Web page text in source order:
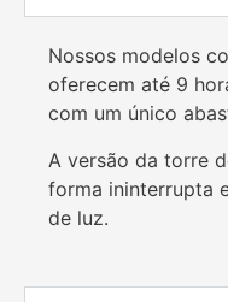
Nossos modelos
oferecem até 9
com um único
A versão da torre
forma ininterrupta
de luz.